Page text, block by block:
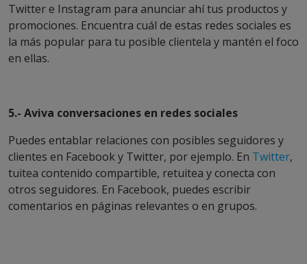
Twitter e Instagram para anunciar ahí tus productos y
promociones. Encuentra cuál de estas redes sociales es
la más popular para tu posible clientela y mantén el foco
en ellas.
5.- Aviva conversaciones en redes sociales
Puedes entablar relaciones con posibles seguidores y
clientes en Facebook y Twitter, por ejemplo. En Twitter,
tuitea contenido compartible, retuitea y conecta con
otros seguidores. En Facebook, puedes escribir
comentarios en páginas relevantes o en grupos.